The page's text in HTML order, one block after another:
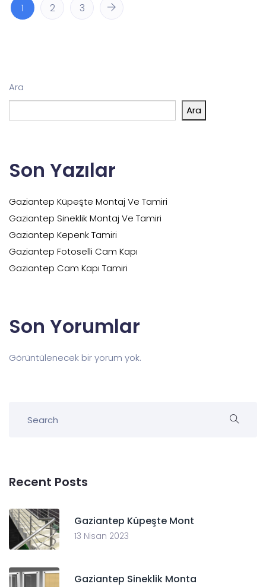
1 2 3
Ara
Ara
Son Yazılar
Gaziantep Küpeşte Montaj Ve Tamiri
Gaziantep Sineklik Montaj Ve Tamiri
Gaziantep Kepenk Tamiri
Gaziantep Fotoselli Cam Kapı
Gaziantep Cam Kapı Tamiri
Son Yorumlar
Görüntülenecek bir yorum yok.
Recent Posts
Gaziantep Küpeşte Mont
13 Nisan 2023
Gaziantep Sineklik Monta